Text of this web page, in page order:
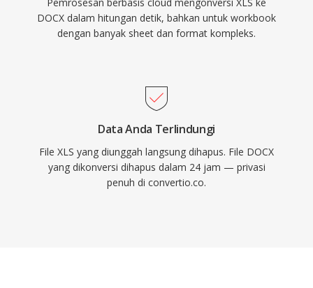
DOCX dalam hitungan detik, bahkan untuk workbook
dengan banyak sheet dan format kompleks.
Data Anda Terlindungi
File XLS yang diunggah langsung dihapus. File DOCX
yang dikonversi dihapus dalam 24 jam — privasi
penuh di convertio.co.